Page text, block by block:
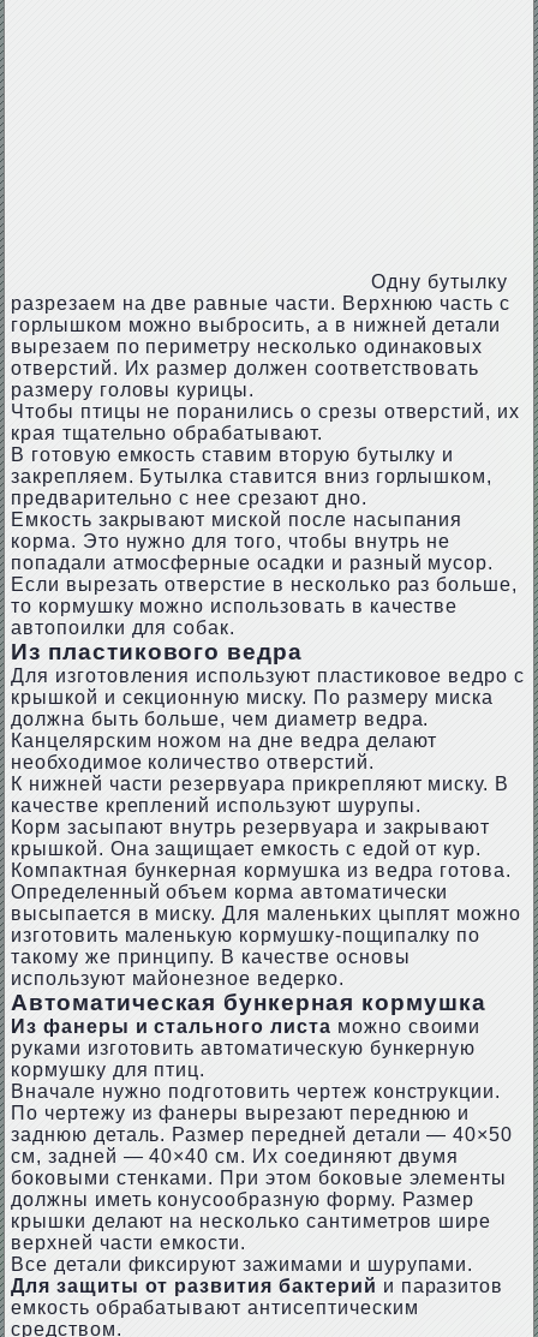
Одну бутылку
разрезаем на две равные части. Верхнюю часть с
горлышком можно выбросить, а в нижней детали
вырезаем по периметру несколько одинаковых
отверстий. Их размер должен соответствовать
размеру головы курицы.
Чтобы птицы не поранились о срезы отверстий, их
края тщательно обрабатывают.
В готовую емкость ставим вторую бутылку и
закрепляем. Бутылка ставится вниз горлышком,
предварительно с нее срезают дно.
Емкость закрывают миской после насыпания
корма. Это нужно для того, чтобы внутрь не
попадали атмосферные осадки и разный мусор.
Если вырезать отверстие в несколько раз больше,
то кормушку можно использовать в качестве
автопоилки для собак.
Из пластикового ведра
Для изготовления используют пластиковое ведро с
крышкой и секционную миску. По размеру миска
должна быть больше, чем диаметр ведра.
Канцелярским ножом на дне ведра делают
необходимое количество отверстий.
К нижней части резервуара прикрепляют миску. В
качестве креплений используют шурупы.
Корм засыпают внутрь резервуара и закрывают
крышкой. Она защищает емкость с едой от кур.
Компактная бункерная кормушка из ведра готова.
Определенный объем корма автоматически
высыпается в миску. Для маленьких цыплят можно
изготовить маленькую кормушку-пощипалку по
такому же принципу. В качестве основы
используют майонезное ведерко.
Автоматическая бункерная кормушка
Из фанеры и стального листа можно своими
руками изготовить автоматическую бункерную
кормушку для птиц.
Вначале нужно подготовить чертеж конструкции.
По чертежу из фанеры вырезают переднюю и
заднюю деталь. Размер передней детали — 40×50
см, задней — 40×40 см. Их соединяют двумя
боковыми стенками. При этом боковые элементы
должны иметь конусообразную форму. Размер
крышки делают на несколько сантиметров шире
верхней части емкости.
Все детали фиксируют зажимами и шурупами.
Для защиты от развития бактерий и паразитов
емкость обрабатывают антисептическим
средством.